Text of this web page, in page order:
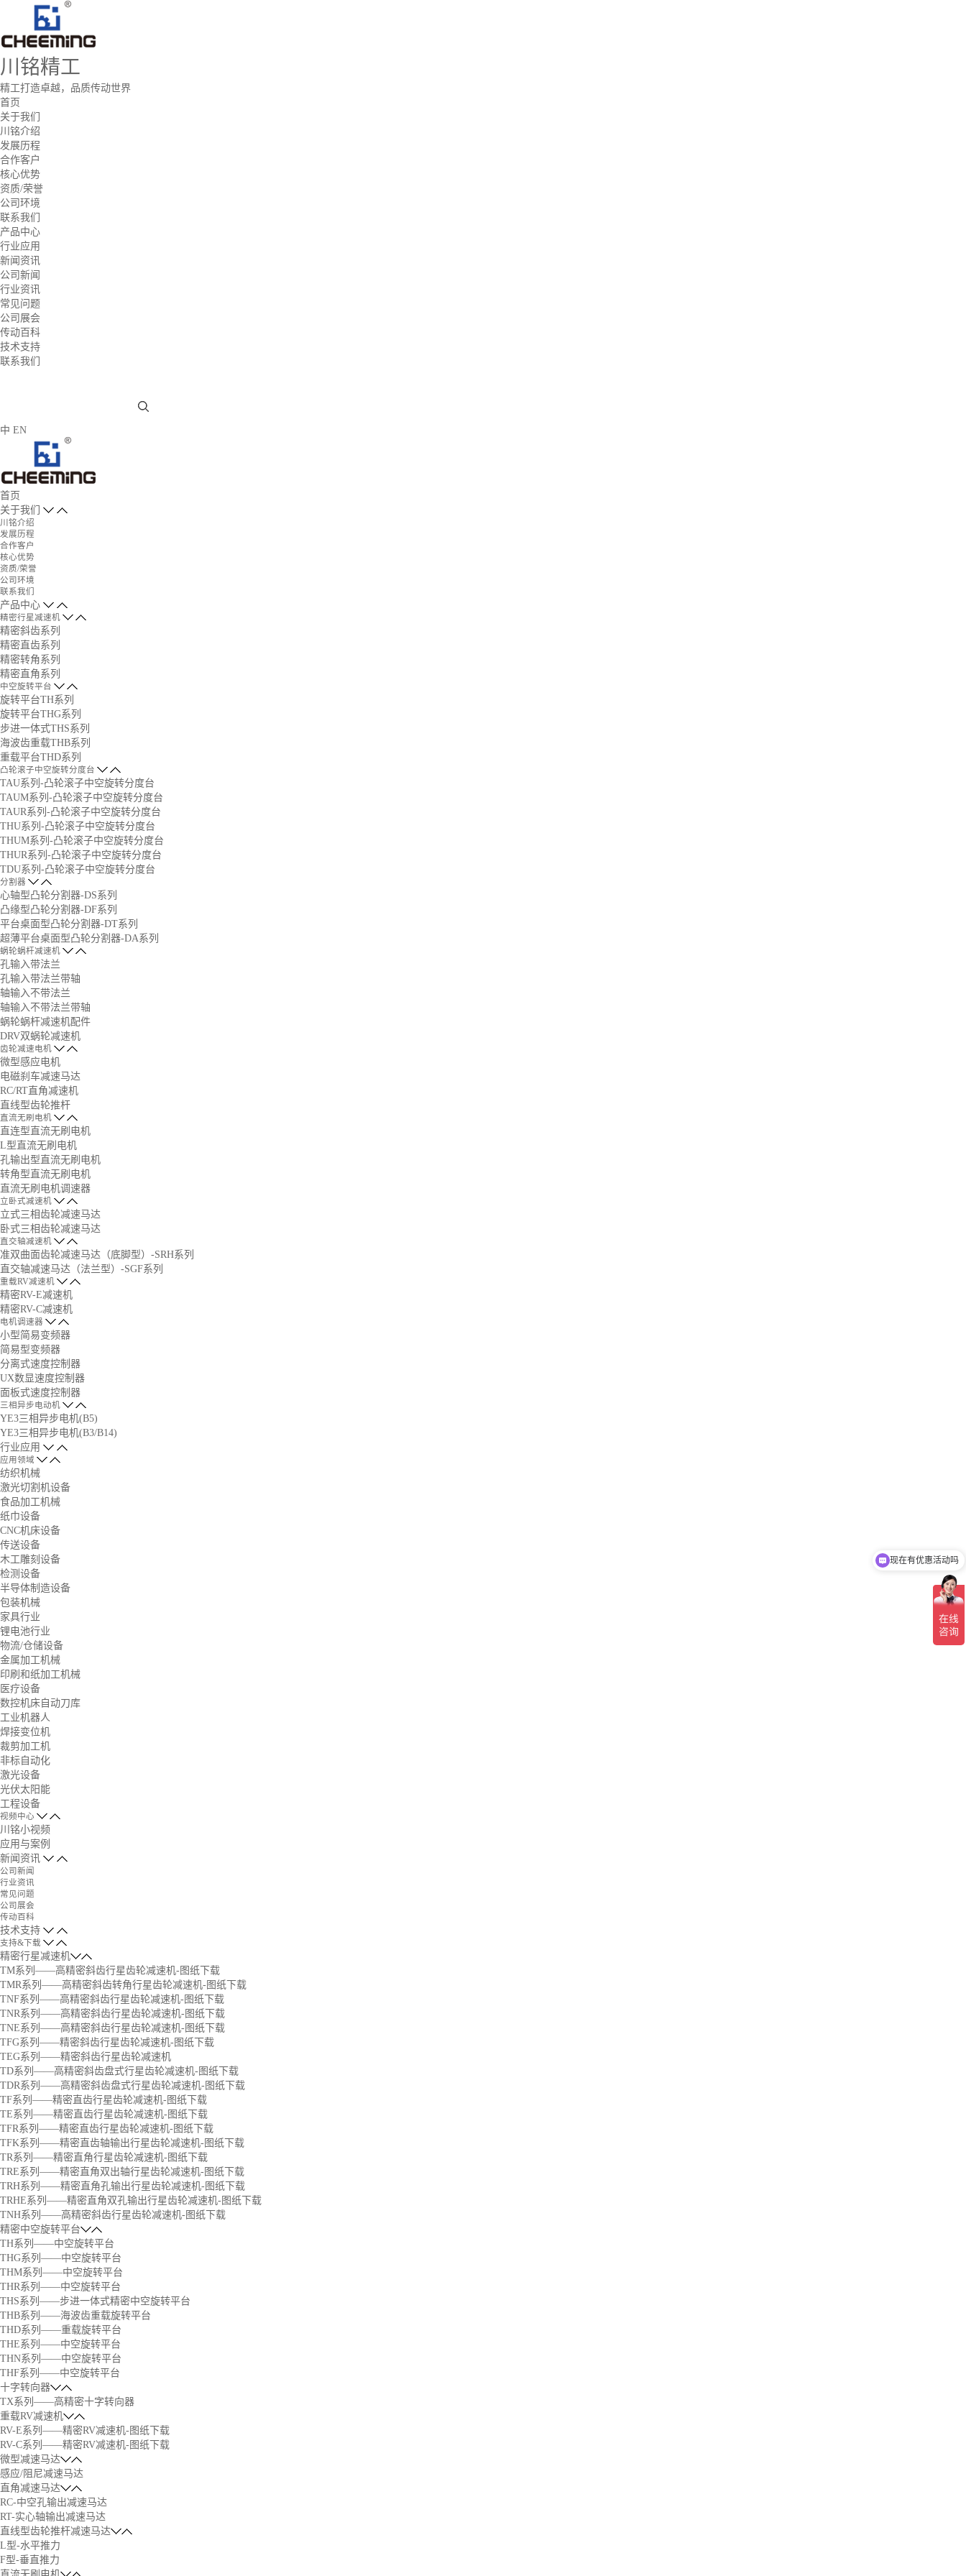
川铭精工
精工打造卓越，品质传动世界
首页
关于我们
川铭介绍
发展历程
合作客户
核心优势
资质/荣誉
公司环境
联系我们
产品中心
行业应用
新闻资讯
公司新闻
行业资讯
常见问题
公司展会
传动百科
技术支持
联系我们
中 EN
首页
关于我们
川铭介绍
发展历程
合作客户
核心优势
资质/荣誉
公司环境
联系我们
产品中心
精密行星减速机
精密斜齿系列
精密直齿系列
精密转角系列
精密直角系列
中空旋转平台
旋转平台TH系列
旋转平台THG系列
步进一体式THS系列
海波齿重载THB系列
重载平台THD系列
凸轮滚子中空旋转分度台
TAU系列-凸轮滚子中空旋转分度台
TAUM系列-凸轮滚子中空旋转分度台
TAUR系列-凸轮滚子中空旋转分度台
THU系列-凸轮滚子中空旋转分度台
THUM系列-凸轮滚子中空旋转分度台
THUR系列-凸轮滚子中空旋转分度台
TDU系列-凸轮滚子中空旋转分度台
分割器
心轴型凸轮分割器-DS系列
凸缘型凸轮分割器-DF系列
平台桌面型凸轮分割器-DT系列
超薄平台桌面型凸轮分割器-DA系列
蜗轮蜗杆减速机
孔输入带法兰
孔输入带法兰带轴
轴输入不带法兰
轴输入不带法兰带轴
蜗轮蜗杆减速机配件
DRV双蜗轮减速机
齿轮减速电机
微型感应电机
电磁刹车减速马达
RC/RT直角减速机
直线型齿轮推杆
直流无刷电机
直连型直流无刷电机
L型直流无刷电机
孔输出型直流无刷电机
转角型直流无刷电机
直流无刷电机调速器
立卧式减速机
立式三相齿轮减速马达
卧式三相齿轮减速马达
直交轴减速机
准双曲面齿轮减速马达（底脚型）-SRH系列
直交轴减速马达（法兰型）-SGF系列
重载RV减速机
精密RV-E减速机
精密RV-C减速机
电机调速器
小型简易变频器
简易型变频器
分离式速度控制器
UX数显速度控制器
面板式速度控制器
三相异步电动机
YE3三相异步电机(B5)
YE3三相异步电机(B3/B14)
行业应用
应用领域
纺织机械
激光切割机设备
食品加工机械
纸巾设备
CNC机床设备
传送设备
木工雕刻设备
检测设备
半导体制造设备
包装机械
家具行业
锂电池行业
物流/仓储设备
金属加工机械
印刷和纸加工机械
医疗设备
数控机床自动刀库
工业机器人
焊接变位机
裁剪加工机
非标自动化
激光设备
光伏太阳能
工程设备
视频中心
川铭小视频
应用与案例
新闻资讯
公司新闻
行业资讯
常见问题
公司展会
传动百科
技术支持
支持&下载
精密行星减速机
TM系列——高精密斜齿行星齿轮减速机-图纸下载
TMR系列——高精密斜齿转角行星齿轮减速机-图纸下载
TNF系列——高精密斜齿行星齿轮减速机-图纸下载
TNR系列——高精密斜齿行星齿轮减速机-图纸下载
TNE系列——高精密斜齿行星齿轮减速机-图纸下载
TFG系列——精密斜齿行星齿轮减速机-图纸下载
TEG系列——精密斜齿行星齿轮减速机
TD系列——高精密斜齿盘式行星齿轮减速机-图纸下载
TDR系列——高精密斜齿盘式行星齿轮减速机-图纸下载
TF系列——精密直齿行星齿轮减速机-图纸下载
TE系列——精密直齿行星齿轮减速机-图纸下载
TFR系列——精密直齿行星齿轮减速机-图纸下载
TFK系列——精密直齿轴输出行星齿轮减速机-图纸下载
TR系列——精密直角行星齿轮减速机-图纸下载
TRE系列——精密直角双出轴行星齿轮减速机-图纸下载
TRH系列——精密直角孔输出行星齿轮减速机-图纸下载
TRHE系列——精密直角双孔输出行星齿轮减速机-图纸下载
TNH系列——高精密斜齿行星齿轮减速机-图纸下载
精密中空旋转平台
TH系列——中空旋转平台
THG系列——中空旋转平台
THM系列——中空旋转平台
THR系列——中空旋转平台
THS系列——步进一体式精密中空旋转平台
THB系列——海波齿重载旋转平台
THD系列——重载旋转平台
THE系列——中空旋转平台
THN系列——中空旋转平台
THF系列——中空旋转平台
十字转向器
TX系列——高精密十字转向器
重载RV减速机
RV-E系列——精密RV减速机-图纸下载
RV-C系列——精密RV减速机-图纸下载
微型减速马达
感应/阻尼减速马达
直角减速马达
RC-中空孔输出减速马达
RT-实心轴输出减速马达
直线型齿轮推杆减速马达
L型-水平推力
F型-垂直推力
可以介绍下你们的产品么
现在有优惠活动吗